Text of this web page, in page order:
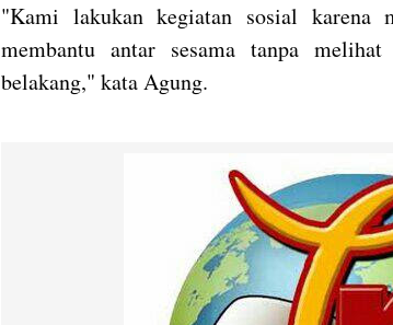
"Kami lakukan kegiatan sosial karena
membantu antar sesama tanpa
belakang," kata Agung.